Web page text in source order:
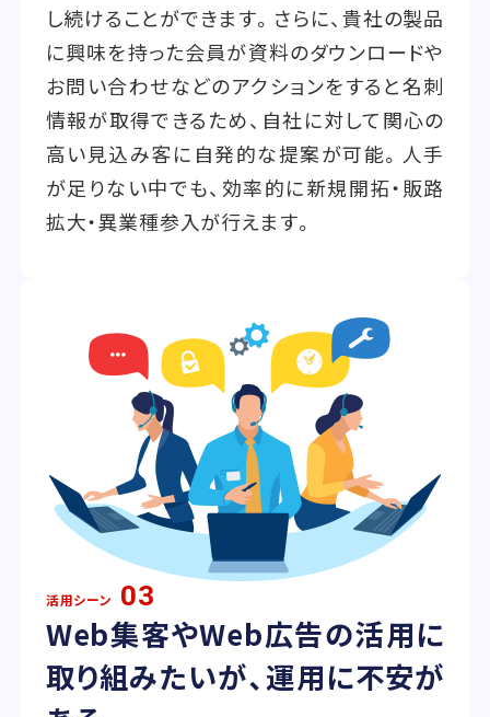
し続けることができます。さらに、貴社の製品
に興味を持った会員が資料のダウンロードや
お問い合わせなどのアクションをすると名刺
情報が取得できるため、自社に対して関心の
高い見込み客に自発的な提案が可能。人手
が足りない中でも、効率的に新規開拓・販路
拡大・異業種参入が行えます。
活用シーン 03
Web集客やWeb広告の活用に
取り組みたいが、運用に不安が